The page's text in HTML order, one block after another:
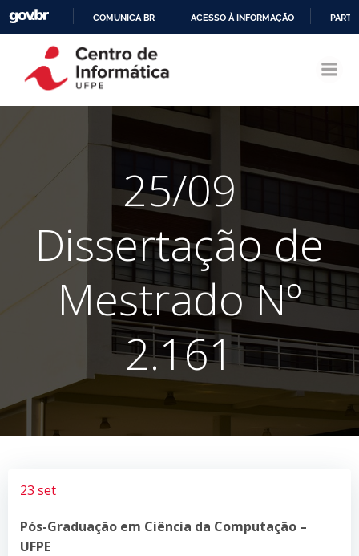
CONTEÚDO
COMUNICA BR ACESSO À INFORMAÇÃO
25/09
Dissertação de
Mestrado Nº
2.161
23 set
Pós-Graduação em Ciência da Computação –
UFPE